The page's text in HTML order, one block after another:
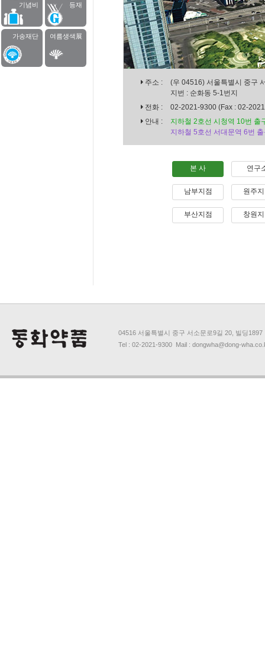
기념비
등재
가송재단 여름생색展
주소 :
(우 04516) 서울특별시 중구
지번 : 순화동 5-1번지
전화 :
02-2021-9300 (Fax : 02-
안내 :
지하철 2호선 시청역 10번 출
지하철 5호선 서대문역 6번
본 사 연구
남부지점 원주
부산지점 창원
04516 서울특별시 중구 서소문로9길 20, 빌딩1897
Tel : 02-2021-9300 Mail : dongwha@dong-